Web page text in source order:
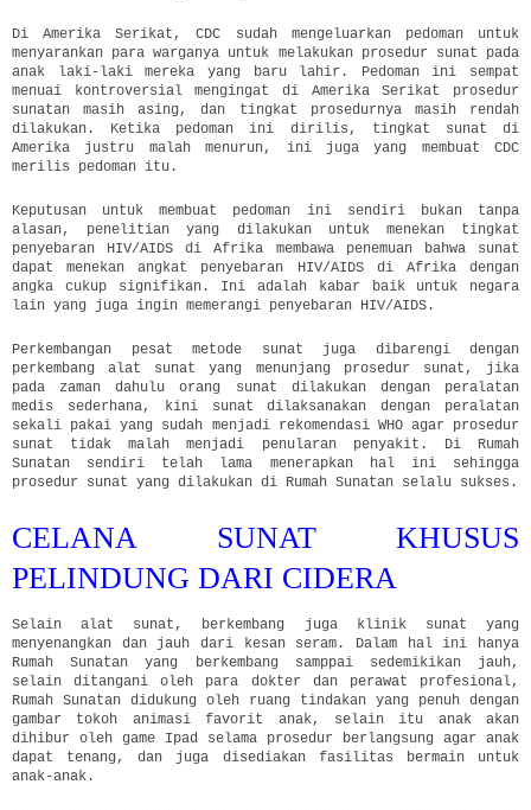
Di Amerika Serikat, CDC sudah mengeluarkan pedoman untuk
menyarankan para warganya untuk melakukan prosedur sunat pada
anak laki-laki mereka yang baru lahir. Pedoman ini sempat
menuai kontroversial mengingat di Amerika Serikat prosedur
sunatan masih asing, dan tingkat prosedurnya masih rendah
dilakukan. Ketika pedoman ini dirilis, tingkat sunat di
Amerika justru malah menurun, ini juga yang membuat CDC
merilis pedoman itu.
Keputusan untuk membuat pedoman ini sendiri bukan tanpa
alasan, penelitian yang dilakukan untuk menekan tingkat
penyebaran HIV/AIDS di Afrika membawa penemuan bahwa sunat
dapat menekan angkat penyebaran HIV/AIDS di Afrika dengan
angka cukup signifikan. Ini adalah kabar baik untuk negara
lain yang juga ingin memerangi penyebaran HIV/AIDS.
Perkembangan pesat metode sunat juga dibarengi dengan
perkembang alat sunat yang menunjang prosedur sunat, jika
pada zaman dahulu orang sunat dilakukan dengan peralatan
medis sederhana, kini sunat dilaksanakan dengan peralatan
sekali pakai yang sudah menjadi rekomendasi WHO agar prosedur
sunat tidak malah menjadi penularan penyakit. Di Rumah
Sunatan sendiri telah lama menerapkan hal ini sehingga
prosedur sunat yang dilakukan di Rumah Sunatan selalu sukses.
CELANA SUNAT KHUSUS
PELINDUNG DARI CIDERA
Selain alat sunat, berkembang juga klinik sunat yang
menyenangkan dan jauh dari kesan seram. Dalam hal ini hanya
Rumah Sunatan yang berkembang samppai sedemikikan jauh,
selain ditangani oleh para dokter dan perawat profesional,
Rumah Sunatan didukung oleh ruang tindakan yang penuh dengan
gambar tokoh animasi favorit anak, selain itu anak akan
dihibur oleh game Ipad selama prosedur berlangsung agar anak
dapat tenang, dan juga disediakan fasilitas bermain untuk
anak-anak.